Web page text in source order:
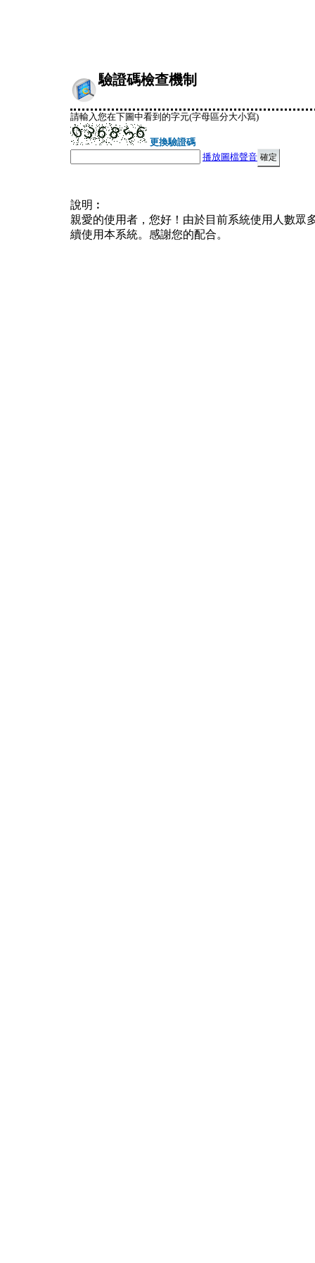
驗證碼檢查機制
請輸入您在下圖中看到的字元(字母區分大小寫)
更換驗證碼
播放圖檔聲音
說明︰
親愛的使用者，您好！由於目前系統使用人數眾
續使用本系統。感謝您的配合。